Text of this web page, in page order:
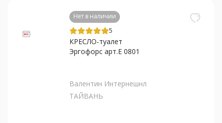
Нет в наличии
5
КРЕСЛО-туалет
Эргофорс арт.E 0801
Валентин Интернешнл
ТАЙВАНЬ